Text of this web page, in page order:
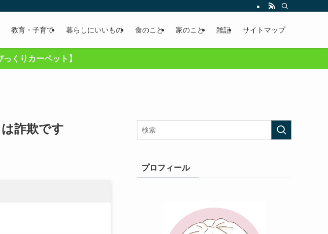
教育・子育て 暮らしにいいもの 食のこと 家のこと 雑記 サイトマップ
くりカーペット】
詐欺です
プロフィール